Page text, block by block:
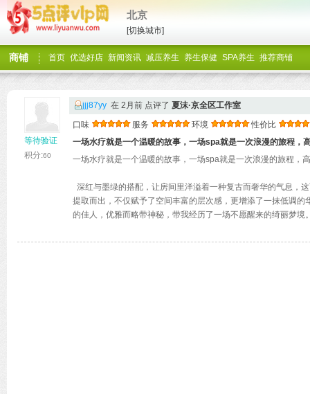
北京
[切换城市]
商铺 首页 优选好店 新闻资讯 减压养生 养生保健 SPA养生 推荐商铺
等待验证
积分:60
jjj87yy 在 2月前 点评了 夏沫·京全区工作室
口味
服务 环境
性价比
一场水疗就是一个温暖的故事，一场spa就是一次浪漫的旅程，
一场水疗就是一个温暖的故事，一场spa就是一次浪漫的旅程，
深红与墨绿的搭配，让房间里洋溢着一种复古而奢华的气息，
提取而出，不仅赋予了空间丰富的层次感，更增添了一抹低调的
的佳人，优雅而略带神秘，带我经历了一场不愿醒来的绮丽梦境